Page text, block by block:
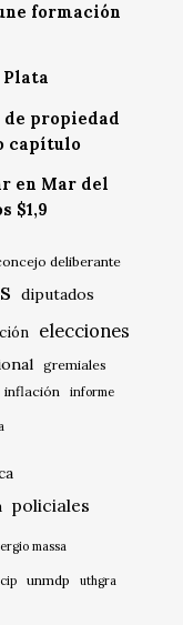
formación
propiedad
capítulo
en Mar del
$1,9
deliberante
diputados
elecciones
gremiales
inflación informe
policiales
massa
unmdp
uthgra